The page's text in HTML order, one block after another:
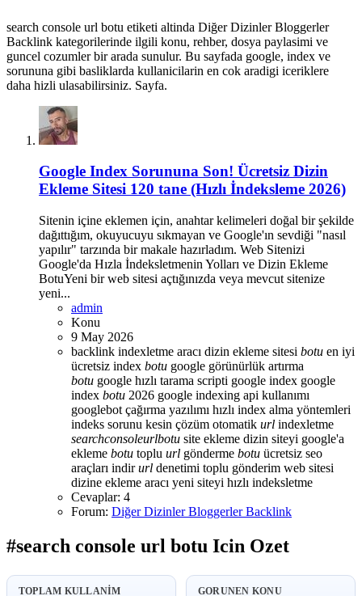
search console url botu etiketi altinda Diğer Dizinler Bloggerler
Backlink kategorilerinde ilgili konu, rehber, dosya paylasimi ve
guncel cozumler bir arada sunulur. Bu sayfada google, index ve
sorununa gibi basliklarda kullanicilarin en cok aradigi iceriklere
daha hizli ulasabilirsiniz. Sayfa.
Google Index Sorununa Son! Ücretsiz Dizin
Ekleme Sitesi 120 tane (Hızlı İndeksleme 2026)
Sitenin içine eklemen için, anahtar kelimeleri doğal bir şekilde
dağıttığım, okuyucuyu sıkmayan ve Google'ın sevdiği "nasıl
yapılır" tarzında bir makale hazırladım. Web Sitenizi
Google'da Hızla İndeksletmenin Yolları ve Dizin Ekleme
BotuYeni bir web sitesi açtığınızda veya mevcut sitenize
yeni...
admin
Konu
9 May 2026
backlink indexletme aracı dizin ekleme sitesi botu en iyi
ücretsiz index botu google görünürlük artırma
botu google hızlı tarama scripti google index google
index botu 2026 google indexing api kullanımı
googlebot çağırma yazılımı hızlı index alma yöntemleri
indeks sorunu kesin çözüm otomatik url indexletme
searchconsoleurlbotu site ekleme dizin siteyi google'a
ekleme botu toplu url gönderme botu ücretsiz seo
araçları indirurl denetimi toplu gönderim web sitesi
dizine ekleme aracı yeni siteyi hızlı indeksletme
Cevaplar: 4
Forum: Diğer Dizinler Bloggerler Backlink
#search console url botu Icin Ozet
TOPLAM KULLANIM GORUNEN KONU